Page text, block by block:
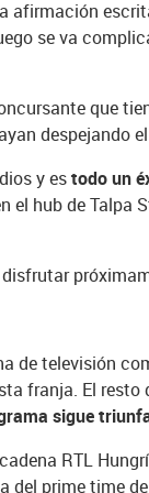
se va
que
despejando
y estodo un
el hub de
disfrutar
de televisión
franja. El
sigue
RTL
del prime time